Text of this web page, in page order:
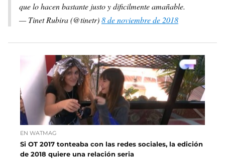
que lo hacen bastante justo y dificilmente amañable.
— Tinet Rubira (@tinetr)8 de noviembre de 2018
EN WATMAG
Si OT 2017 tonteaba con las redes sociales, la edición
de 2018 quiere una relación seria